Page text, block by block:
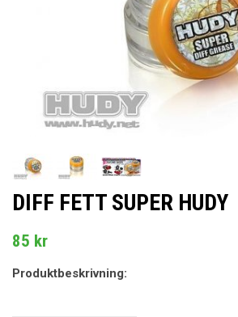
DIFF FETT SUPER HUDY
85 kr
Produktbeskrivning: